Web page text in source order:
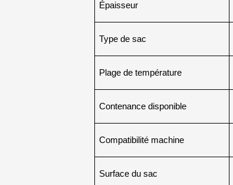
Épaisseur
Type de sac
Plage de température
Contenance disponible
Compatibilité machine
Surface du sac